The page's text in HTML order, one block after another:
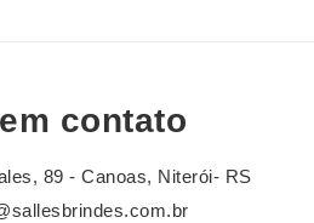
contato
89 - Canoas, Niterói- RS